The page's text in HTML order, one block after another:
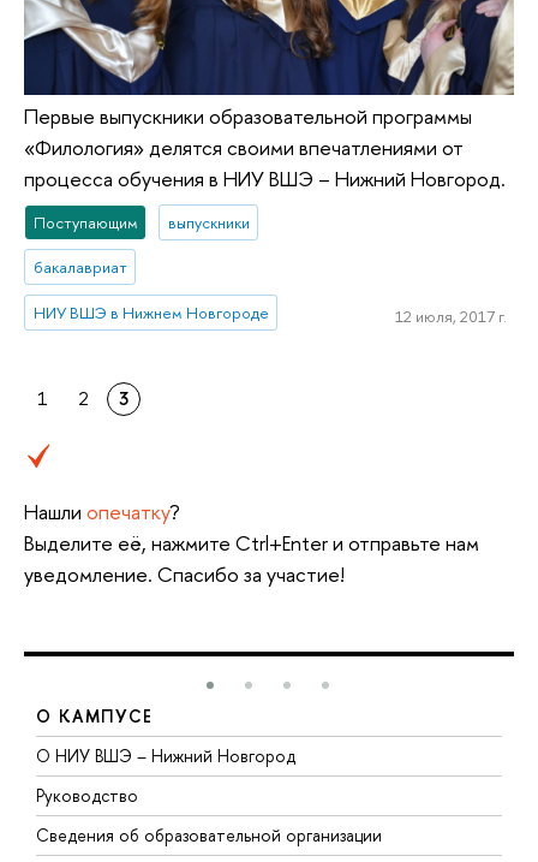
Первые выпускники образовательной программы
«Филология» делятся своими впечатлениями от
процесса обучения в НИУ ВШЭ – Нижний Новгород.
Поступающим выпускники
бакалавриат
НИУ ВШЭ в Нижнем Новгороде 12 июля, 2017 г.
1 2 3
Нашли опечатку?
Выделите её, нажмите Ctrl+Enter и отправьте нам
уведомление. Спасибо за участие!
О КАМПУСЕ
О НИУ ВШЭ – Нижний Новгород
Руководство
Сведения об образовательной организации